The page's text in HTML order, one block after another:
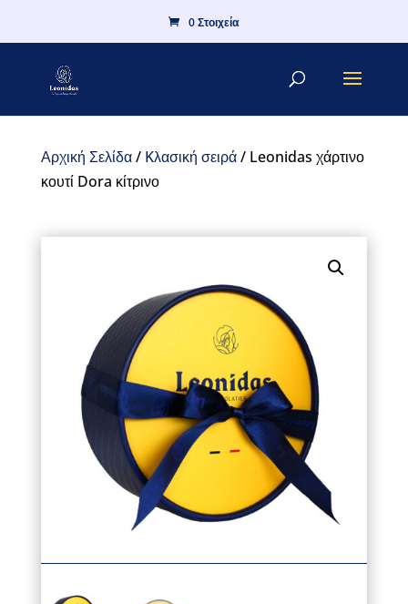
0 Στοιχεία
Αρχική Σελίδα/ Kλασική σειρά/ Leonidas χάρτινο
κουτί Dora κίτρινο